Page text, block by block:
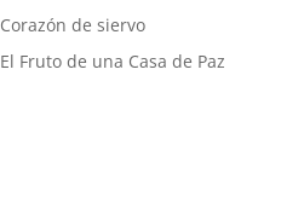
Corazón de siervo
El Fruto de una Casa de Paz